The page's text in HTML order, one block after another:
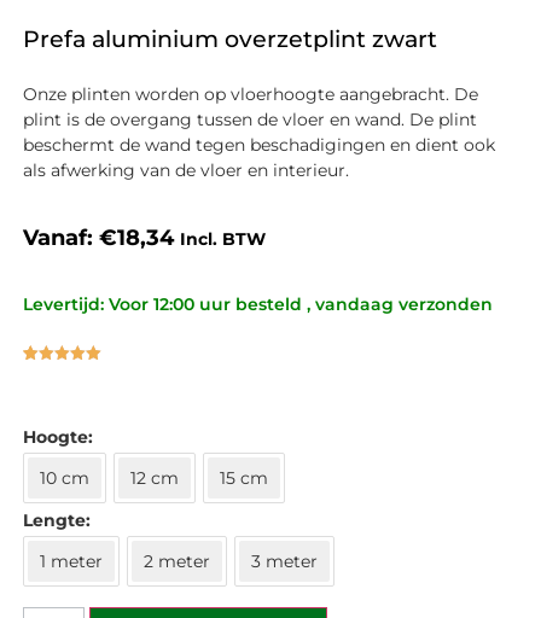
Prefa aluminium overzetplint zwart
Onze plinten worden op vloerhoogte aangebracht. De
plint is de overgang tussen de vloer en wand. De plint
beschermt de wand tegen beschadigingen en dient ook
als afwerking van de vloer en interieur.
Vanaf: €18,34 Incl. BTW
Levertijd: Voor 12:00 uur besteld , vandaag verzonden
waarderingen
Hoogte
10 cm
12 cm
15 cm
Lengte
1 meter
2 meter 3 meter